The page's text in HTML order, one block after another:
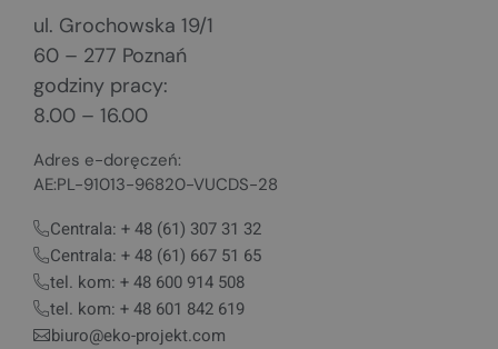
ul. Grochowska 19/1
60 – 277 Poznań
godziny pracy:
8.00 – 16.00
Adres e-doręczeń:
AE:PL-91013-96820-VUCDS-28
Centrala: + 48 (61) 307 31 32
Centrala: + 48 (61) 667 51 65
tel. kom: + 48 600 914 508
tel. kom: + 48 601 842 619
biuro@eko-projekt.com